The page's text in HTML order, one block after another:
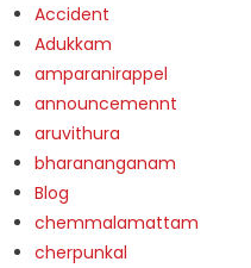
Accident
Adukkam
amparanirappel
announcemennt
aruvithura
bharananganam
Blog
chemmalamattam
cherpunkal